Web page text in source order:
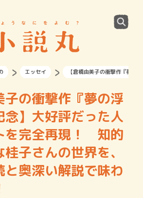
エッセイ 【倉橋由美子の衝撃作『夢
子の衝撃作『夢の浮
念】大好評だった人
を完全再現！ 知的
子さんの世界を、
と奥深い解説で味わ